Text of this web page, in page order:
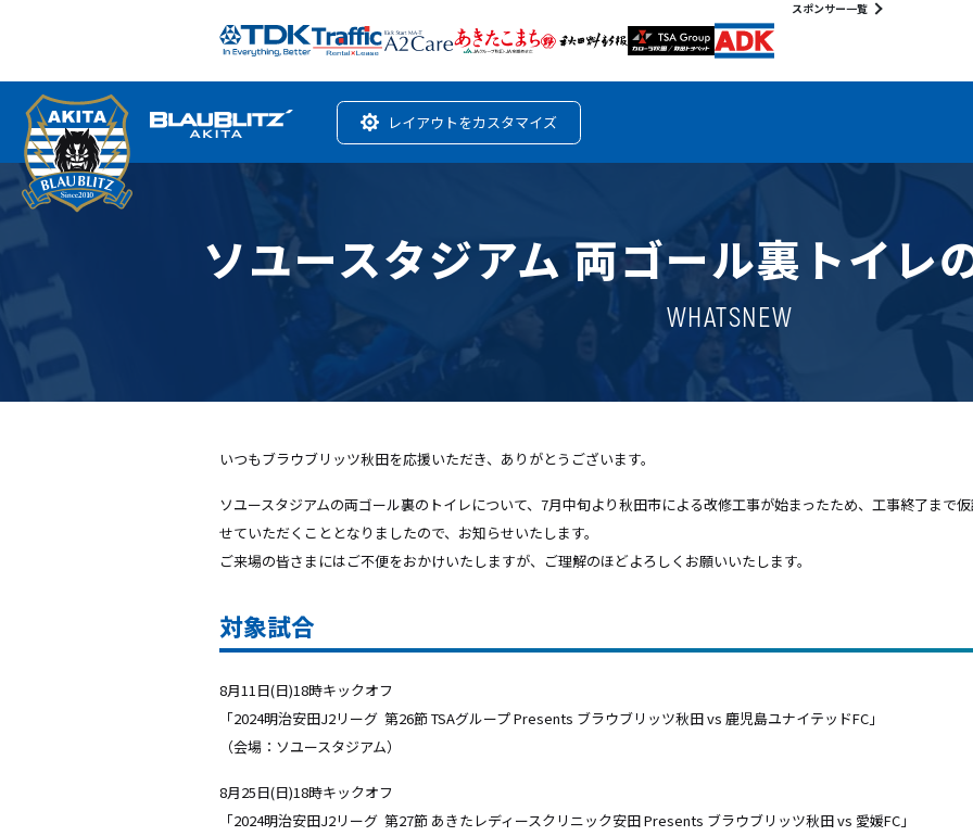
スポンサー一覧
レイアウトをカスタマイズ
ソユースタジアム 両ゴール裏トイレ
WHATSNEW
いつもブラウブリッツ秋田を応援いただき、ありがとうございます。
ソユースタジアムの両ゴール裏のトイレについて、7月中旬より秋田市による改修工事が始まったため、工事終了まで
せていただくこととなりましたので、お知らせいたします。
ご来場の皆さまにはご不便をおかけいたしますが、ご理解のほどよろしくお願いいたします。
対象試合
8月11日(日)18時キックオフ
「2024明治安田J2リーグ 第26節 TSAグループ Presents ブラウブリッツ秋田 vs 鹿児島ユナイテッドFC 」
（会場：ソユースタジアム）
8月25日(日)18時キックオフ
「2024明治安田J2リーグ 第27節 あきたレディースクリニック安田 Presents ブラウブリッツ秋田 vs 愛媛FC 」